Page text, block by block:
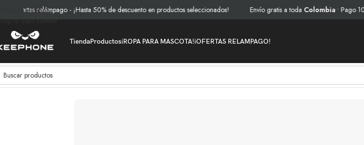
Skip to navigation
Skip to main content
relámpago - ¡Hasta 50% de descuento en productos seleccionados! Envío gratis a todaColombia• Pago 100%
TiendaProductos¡ROPA PARA MASCOTA!¡OFERTAS RELAMPAGO!
Inicio/Productos/Audio